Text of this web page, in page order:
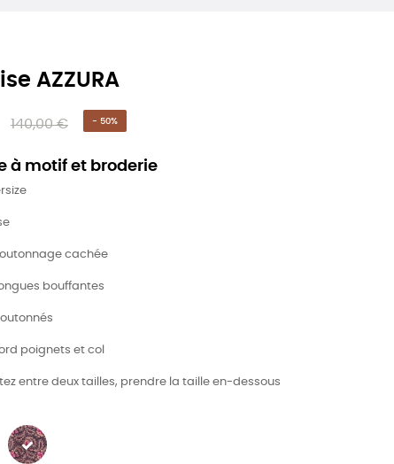
AZZURA
140,00 € - 50%
à motif et broderie
cachée
bouffantes
poignets et col
entre deux tailles, prendre la taille en-dessous